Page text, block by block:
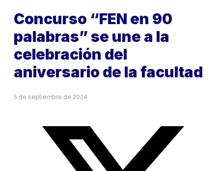
Concurso “FEN en 90
palabras” se une a la
celebración del
aniversario de la facultad
5 de septiembre de 2024